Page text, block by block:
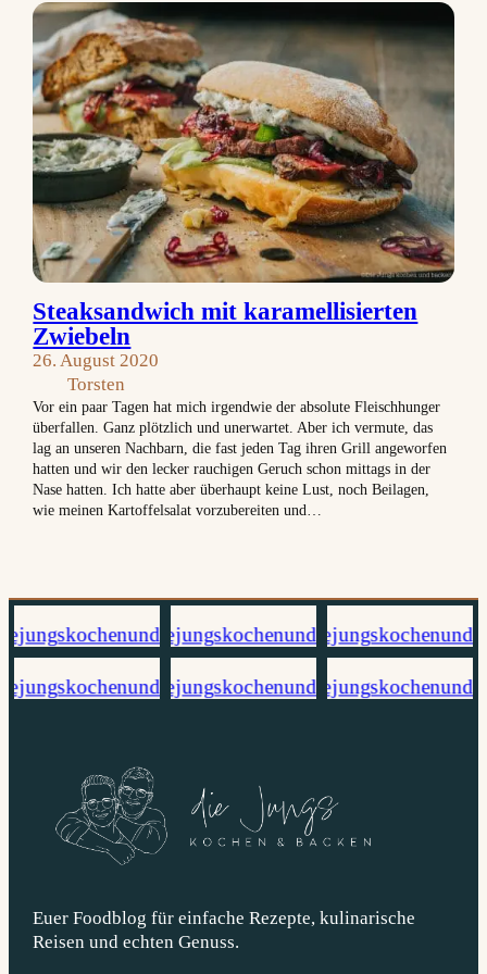
Steaksandwich mit karamellisierten
Zwiebeln
26. August 2020
Torsten
Vor ein paar Tagen hat mich irgendwie der absolute Fleischhunger
überfallen. Ganz plötzlich und unerwartet. Aber ich vermute, das
lag an unseren Nachbarn, die fast jeden Tag ihren Grill angeworfen
hatten und wir den lecker rauchigen Geruch schon mittags in der
Nase hatten. Ich hatte aber überhaupt keine Lust, noch Beilagen,
wie meinen Kartoffelsalat vorzubereiten und…
Euer Foodblog für einfache Rezepte, kulinarische
Reisen und echten Genuss.